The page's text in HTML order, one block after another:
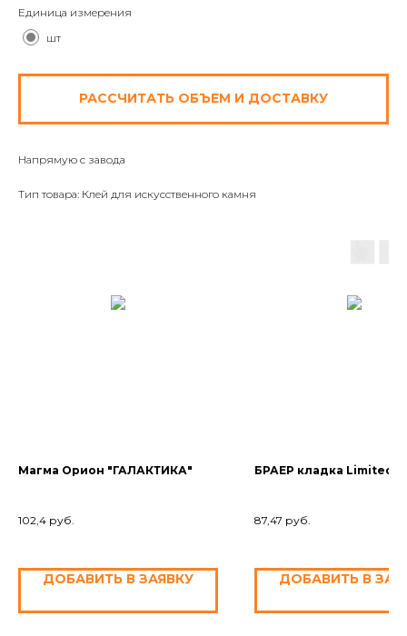
Единица измерения
шт
РАССЧИТАТЬ ОБЪЕМ И ДОСТАВКУ
Напрямую с завода
Тип товара: Клей для искусственного камня
Магма Орион "ГАЛАКТИКА"
102,4 руб.
ДОБАВИТЬ В ЗАЯВКУ
БРАЕР кладка Limited
87,47 руб.
ДОБАВИТЬ В